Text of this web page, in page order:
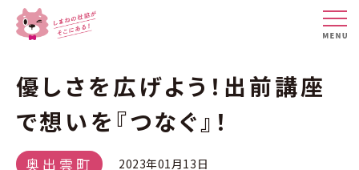
優しさを広げよう！出前講座
で想いを『つなぐ』！
奥出雲町 2023年01月13日